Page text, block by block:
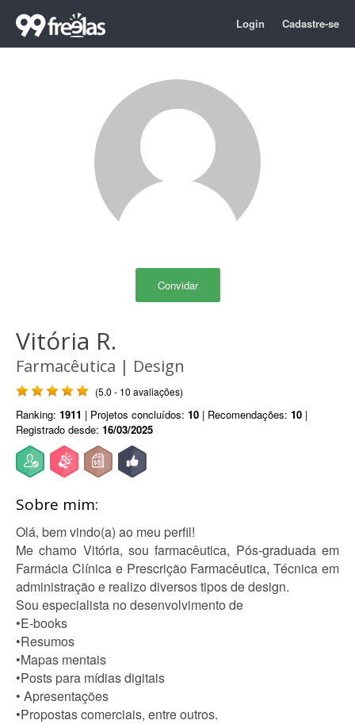
Login Cadastre-se
Convidar
Vitória R.
Farmacêutica | Design
(5.0 - 10 avaliações)
Ranking: 1911 | Projetos concluídos: 10 | Recomendações: 10 |
Registrado desde: 16/03/2025
Sobre mim:
Olá, bem vindo(a) ao meu perfil!
Me chamo Vitória, sou farmacêutica, Pós-graduada em
Farmácia Clínica e Prescrição Farmacêutica, Técnica em
administração e realizo diversos tipos de design.
Sou especialista no desenvolvimento de
•E-books
•Resumos
•Mapas mentais
•Posts para mídias digitais
• Apresentações
•Propostas comerciais, entre outros.